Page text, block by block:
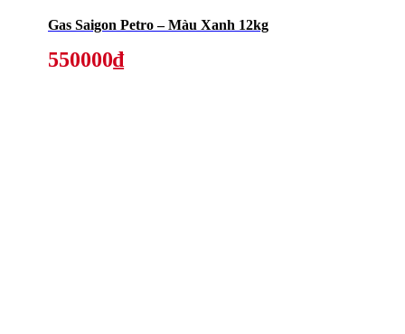
Gas Saigon Petro – Màu Xanh 12kg
550000₫